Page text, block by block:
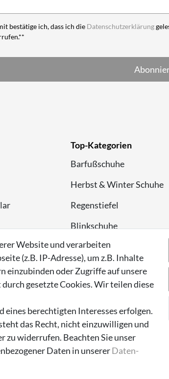
bestätige ich, dass ich die Daten­schutz­erklärung
Top-Kategorien
Barfußschuhe
Herbst & Winter Schuhe
Regenstiefel
Blinkschuhe
Schnneestiefel
Wasserdichte
Sneaker
Lauflernschuhe
Website und verarbeiten
(z.B. IP-Adresse), um z.B. Inhalte
einzubinden oder Zugriffe auf unsere
gesetzte Cookies. Wir teilen diese
berechtigten Interesses erfolgen.
das Recht, nicht einzuwilligen und
zu widerrufen. Beachten Sie unser
Daten in unsererDaten­